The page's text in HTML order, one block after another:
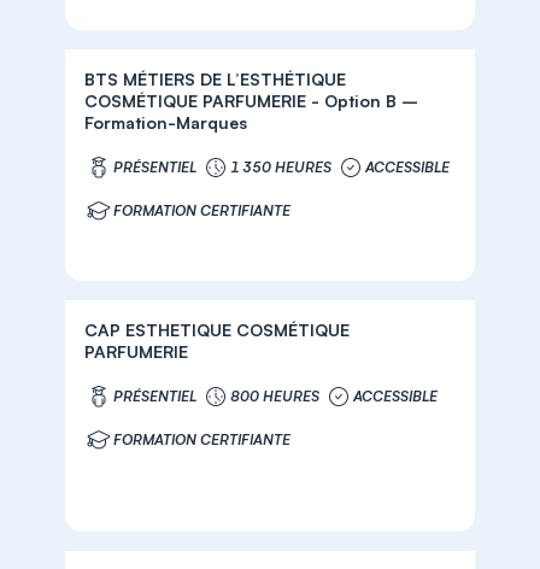
BTS MÉTIERS DE L’ESTHÉTIQUE
COSMÉTIQUE PARFUMERIE - Option B –
Formation-Marques
PRÉSENTIEL 1 350 HEURES ACCESSIBLE
FORMATION CERTIFIANTE
CAP ESTHETIQUE COSMÉTIQUE
PARFUMERIE
PRÉSENTIEL 800 HEURES ACCESSIBLE
FORMATION CERTIFIANTE